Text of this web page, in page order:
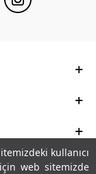
kullanıcı
web sitemizde